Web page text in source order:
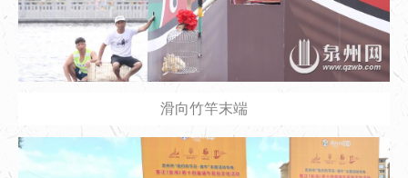
滑向竹竿末端